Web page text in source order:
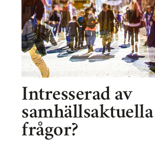
Intresserad av
samhällsaktuella
frågor?